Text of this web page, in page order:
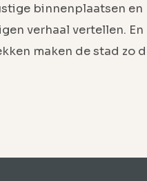
binnenplaatsen en
verhaal vertellen.
maken de stad zo